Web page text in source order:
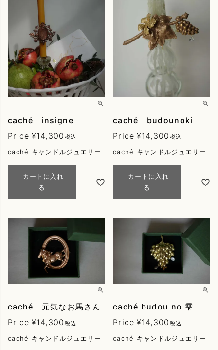
caché insigne
Price ¥14,300 税込
caché キャンドルジュエリー
カートに入れ
る
caché budounoki
Price ¥14,300 税込
caché キャンドルジュエリー
カートに入れ
る
caché 元気なお馬さん
Price ¥14,300 税込
caché キャンドルジュエリー
caché budou no 雫
Price ¥14,300 税込
caché キャンドルジュエリー